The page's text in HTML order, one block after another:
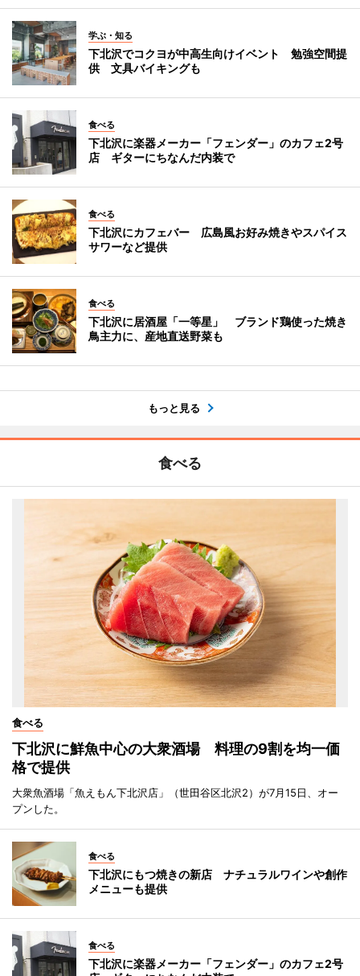
学ぶ・知る
下北沢でコクヨが中高生向けイベント 勉強空間提
供 文具バイキングも
食べる
下北沢に楽器メーカー「フェンダー」のカフェ2号
店 ギターにちなんだ内装で
食べる
下北沢にカフェバー 広島風お好み焼きやスパイス
サワーなど提供
食べる
下北沢に居酒屋「一等星」 ブランド鶏使った焼き
鳥主力に、産地直送野菜も
もっと見る
食べる
食べる
下北沢に鮮魚中心の大衆酒場 料理の9割を均一価
格で提供
大衆魚酒場「魚えもん下北沢店」（世田谷区北沢2）が7月15日、オー
プンした。
食べる
下北沢にもつ焼きの新店 ナチュラルワインや創作
メニューも提供
食べる
下北沢に楽器メーカー「フェンダー」のカフェ2号